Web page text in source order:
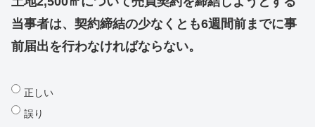
当事者は、契約締結の少なくとも6週間前までに事
前届出を行わなければならない。
正しい
誤り